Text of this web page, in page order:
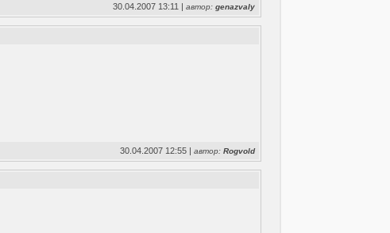
30.04.2007 13:11 |автор:genazvaly
30.04.2007 12:55 |автор:Rogvold